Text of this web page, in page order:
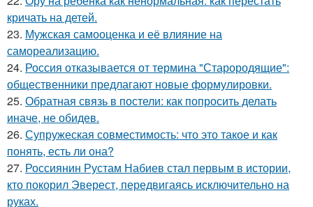
кричать на детей.
23. Мужская самооценка и её влияние на
самореализацию.
24. Россия отказывается от термина "Старородящие":
общественники предлагают новые формулировки.
25. Обратная связь в постели: как попросить делать
иначе, не обидев.
26. Супружеская совместимость: что это такое и как
понять, есть ли она?
27. Россиянин Рустам Набиев стал первым в истории,
кто покорил Эверест, передвигаясь исключительно на
руках.